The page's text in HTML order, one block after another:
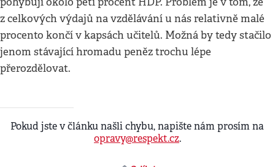
z celkových výdajů na vzdělávání u nás relativně malé
procento končí v kapsách učitelů. Možná by tedy stačilo
jenom stávající hromadu peněz trochu lépe
přerozdělovat.
Pokud jste v článku našli chybu, napište nám prosím na
opravy@respekt.cz.